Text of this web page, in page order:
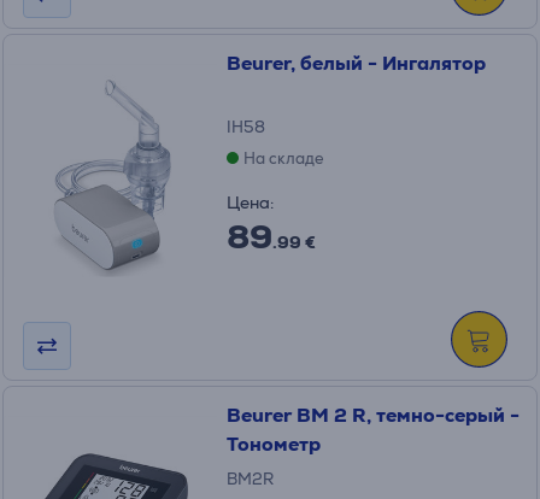
Beurer, белый - Ингалятор
IH58
На складе
Цена:
89.99 €
Beurer BM 2 R, темно-серый -
Тонометр
BM2R